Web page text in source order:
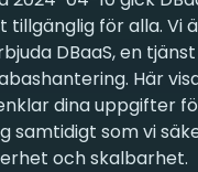
för alla. Vi
DBaaS, en
Här
dina uppgifter
samtidigt som vi
och skalbarhet.